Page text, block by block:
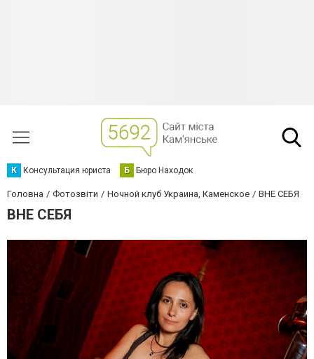
К Консультация юриста Б Бюро Находок
Головна Фотозвіти Ночной клуб Украина, Каменское ВНЕ СЕБЯ
ВНЕ СЕБЯ